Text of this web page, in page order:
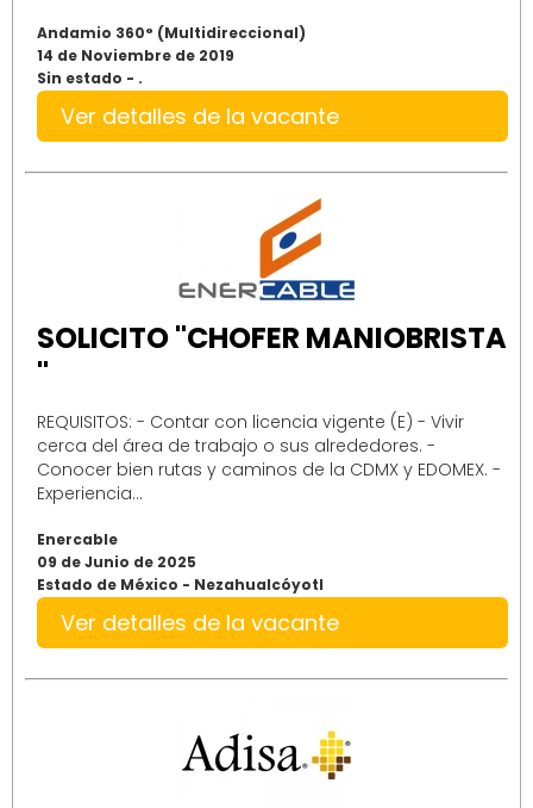
Andamio 360° (Multidireccional)
14 de Noviembre de 2019
Sin estado - .
Ver detalles de la vacante
SOLICITO "CHOFER MANIOBRISTA
"
REQUISITOS: - Contar con licencia vigente (E) - Vivir
cerca del área de trabajo o sus alrededores. -
Conocer bien rutas y caminos de la CDMX y EDOMEX. -
Experiencia...
Enercable
09 de Junio de 2025
Estado de México - Nezahualcóyotl
Ver detalles de la vacante